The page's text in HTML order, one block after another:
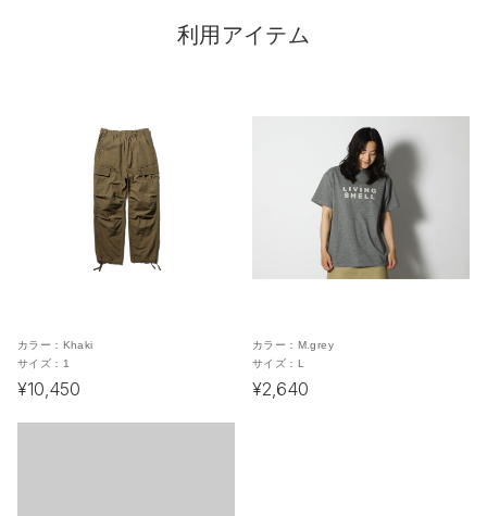
利用アイテム
カラー： Khaki
サイズ： 1
¥10,450
カラー： M.grey
サイズ： L
¥2,640